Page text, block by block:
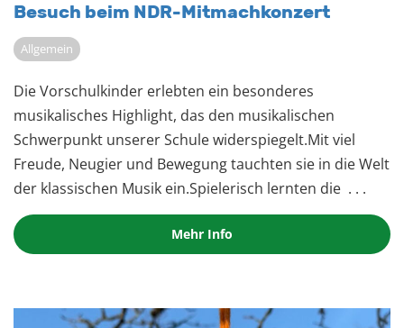
Be­such beim NDR-Mit­mach­kon­zert
Allgemein
Die Vorschulkinder erlebten ein besonderes
musikalisches Highlight, das den musikalischen
Schwerpunkt unserer Schule widerspiegelt.Mit viel
Freude, Neugier und Bewegung tauchten sie in die Welt
der klassischen Musik ein.Spielerisch lernten die . . .
Mehr Info